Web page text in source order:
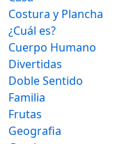
Costura y Plancha
¿Cuál es?
Cuerpo Humano
Divertidas
Doble Sentido
Familia
Frutas
Geografia